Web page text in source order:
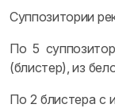
Суппозитории
По 5
(блистер), из
По 2 блистера с